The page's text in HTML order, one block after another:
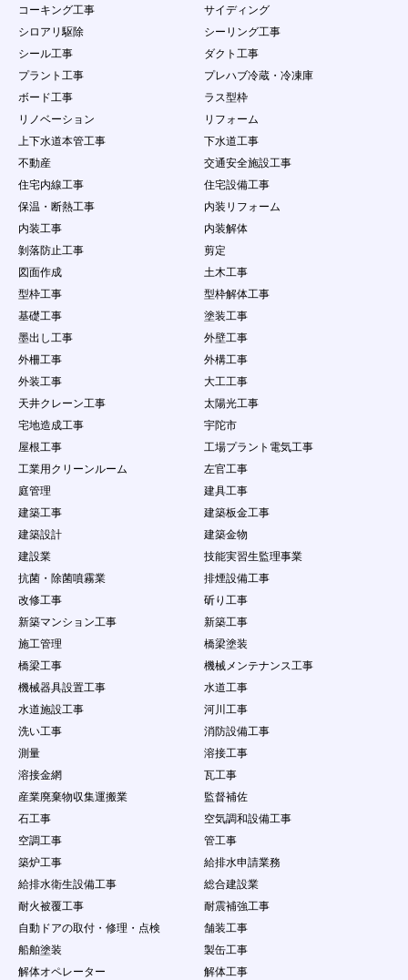
３．当社のID及びパスワードが他の第三者の使用に
より当該会員が被る損害について、当該会員の故
わないものとする。
４．会員は、会員ID及びパスワードが盗難された
り、第三者に使用されていることが判明した場合
には、直ちに当社に申し出するとともに、当社の
は、事務局は一切の責任を負わないものとしま
す。
２．会員は、自己の責任にもとづき本サービスを利用
するものとし、会員が公開するコンテンツについ
３．会員は当社に対し、他人の著作物を使用したこと
などが原因で紛争、損害賠償の請求などが起こっ
た場合の損害、責任について一切を免責するもの
とし、自らの責任を持って紛争に対処するものと
４．会員は、問合せ量が少ないことを理由として事務
局に対して、何らの請求権を有しないこととしま
す。
５．会員は、本条で定める行為において当社に損害を
を請求できる権利を有することを認めます。
第12条 禁止事項
会員の本サービスの利用にあたって、当社は以下の
行為を禁止します。会員がこれらの禁止行為を行っ
た場合、会員に通知することなく、当社は該当する
内容のデータを削除することができ、また、禁止行
とができるものとします。ただし、当社は、当該デ
ータ等を掲載停止又は削除する義務を負うものでは
なく、データの削除及び利用制限等の処分につきま
しては当社の説明の義務を負わないものとします。
（２）
法律・規則・条例等の制定法に反する行為
（３）
第三者の個人情報を公開する行為
（４）
公序良俗に反する行為やコンテンツ閲覧者に
（５）
会員以外の自然人・法人・団体・組織等の第
（６）
虚偽の情報をコンテンツに掲載し、コンテン
ツ閲覧者を欺く行為
三者の名誉や社会的信用を棄損したり、不快
感や精神的な損害を与える行為
（８）
コンテンツ閲覧者を含む会員以外の自然人・
法人・団体・組織等の第三者の個人情報の収
（９）
本サービスで得た情報を、本サービスの利用
目的の範囲を超えて第三者に譲渡すること、
又は営業を目的とした情報提供活動をするこ
と（営利を目的とした情報提供等の行為）
コーキング工事
サイディング
シロアリ駆除
シーリング工事
シール工事
ダクト工事
プラント工事
プレハブ冷蔵・冷凍庫
ボード工事
ラス型枠
リノベーション
リフォーム
上下水道本管工事
下水道工事
不動産
交通安全施設工事
住宅内線工事
住宅設備工事
保温・断熱工事
内装リフォーム
内装工事
内装解体
剝落防止工事
剪定
図面作成
土木工事
型枠工事
型枠解体工事
基礎工事
塗装工事
墨出し工事
外壁工事
外柵工事
外構工事
外装工事
大工工事
天井クレーン工事
太陽光工事
宅地造成工事
宇陀市
屋根工事
工場プラント電気工事
工業用クリーンルーム
左官工事
庭管理
建具工事
建築工事
建築板金工事
建築設計
建築金物
建設業
技能実習生監理事業
抗菌・除菌噴霧業
排煙設備工事
改修工事
斫り工事
新築マンション工事
新築工事
施工管理
橋梁塗装
橋梁工事
機械メンテナンス工事
機械器具設置工事
水道工事
水道施設工事
河川工事
洗い工事
消防設備工事
測量
溶接工事
溶接金網
瓦工事
産業廃棄物収集運搬業
監督補佐
石工事
空気調和設備工事
空調工事
管工事
築炉工事
給排水申請業務
給排水衛生設備工事
総合建設業
耐火被覆工事
耐震補強工事
自動ドアの取付・修理・点検
舗装工事
船舶塗装
製缶工事
解体オペレーター
解体工事